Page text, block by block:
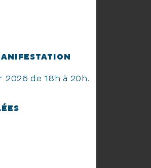
2026 de 18h à 20h.